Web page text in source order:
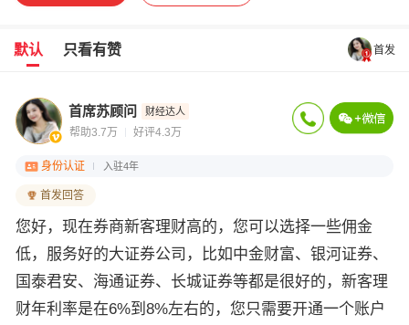
默认 只看有赞 首发
首席苏顾问 财经达人
帮助3.7万 好评4.3万
身份认证 入驻4年
首发回答
您好，现在券商新客理财高的，您可以选择一些佣金
低，服务好的大证券公司，比如中金财富、银河证券、
国泰君安、海通证券、长城证券等都是很好的，新客理
财年利率是在6%到8%左右的，您只需要开通一个账户